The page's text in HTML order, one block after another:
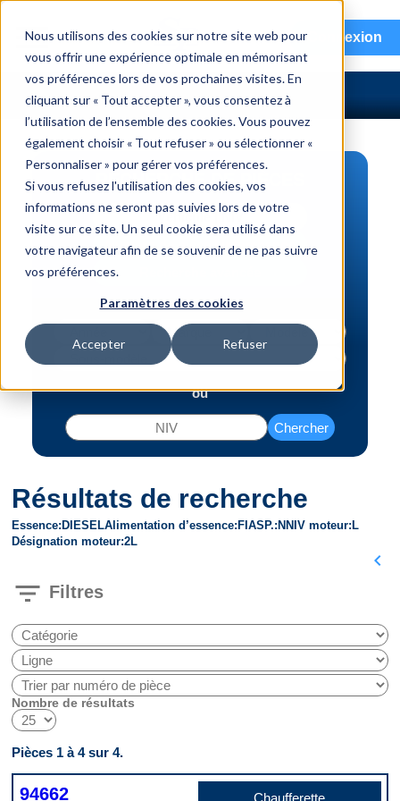
Nous utilisons des cookies sur notre site web pour
vous offrir une expérience optimale en mémorisant
vos préférences lors de vos prochaines visites. En
cliquant sur « Tout accepter », vous consentez à
l’utilisation de l’ensemble des cookies. Vous pouvez
également choisir « Tout refuser » ou sélectionner «
Personnaliser » pour gérer vos préférences.
Si vous refusez l'utilisation des cookies, vos
informations ne seront pas suivies lors de votre
visite sur ce site. Un seul cookie sera utilisé dans
votre navigateur afin de se souvenir de ne pas suivre
vos préférences.
Paramètres des cookies
Accepter Refuser
menu Connexion
RECHERCHE DE PIÈCES
Véhicule | NIV
Numéro de pièce | interchange
ou
Chercher
Résultats de recherche
Essence DIESELAlimentation d’essence FI ASP. N NIV moteur L
Désignation moteur 2L
chevron_left
filter_list Filtres
Nombre de résultats
Pièces 1 à 4 sur 4.
94662 Chaufferette